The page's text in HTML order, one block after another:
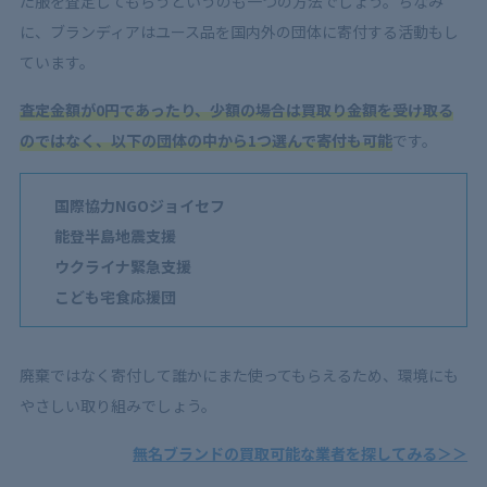
に、ブランディアはユース品を国内外の団体に寄付する活動もし
ています。
査定金額が0円であったり、少額の場合は買取り金額を受け取る
のではなく、以下の団体の中から1つ選んで寄付も可能です。
国際協力NGOジョイセフ
能登半島地震支援
ウクライナ緊急支援
こども宅食応援団
廃棄ではなく寄付して誰かにまた使ってもらえるため、環境にも
やさしい取り組みでしょう。
無名ブランドの買取可能な業者を探してみる＞＞